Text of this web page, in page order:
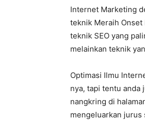
Internet Marketing
teknik Meraih Onset
teknik SEO yang
melainkan teknik
Optimasi Ilmu
nya, tapi tentu anda
nangkring di
mengeluarkan jurus